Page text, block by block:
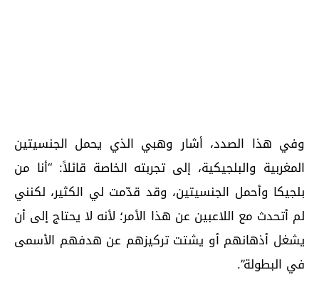
وفي هذا الصدد، أشار وهبي الذي يحمل الجنسيتين
المغربية والبلجيكية، إلى تجربته الخاصة قائلاً: “أنا من
بلجيكا وأحمل الجنسيتين، وقد قدّمت لي الكثير، لكنني
لم أتحدث مع اللاعبين عن هذا الأمر؛ لأنه لا يحتاج إلى أن
يشغل أذهانهم أو يشتت تركيزهم عن هدفهم الأسمى
في البطولة”.